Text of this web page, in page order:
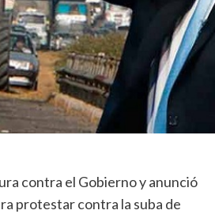
contra el Gobierno y anunció
protestar contra la suba de